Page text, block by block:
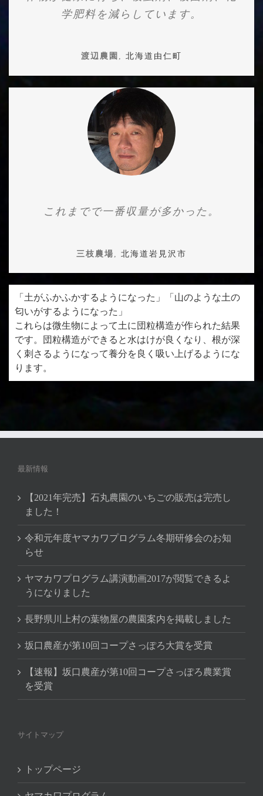
学肥料を減らしています。
渡辺農園 , 北海道由仁町
これまでで一番収量が多かった。
三枝農場 北海道岩見沢市
「土がふかふかするようになった」「山のような土の
匂いがするようになった」
これらは微生物によって土に団粒構造が作られた結果
です。団粒構造ができると水はけが良くなり、根が深
く刺さるようになって養分を良く吸い上げるようにな
ります。
最新情報
【2021年完売】石丸農園のいちごの販売は完売し
ました！
令和元年度ヤマカワプログラム冬期研修会のお知
らせ
ヤマカワプログラム講演動画2017が閲覧できるよ
うになりました
長野県川上村の葉物屋の農園案内を掲載しました
坂口農産が第10回コープさっぽろ大賞を受賞
【速報】坂口農産が第10回コープさっぽろ農業賞
を受賞
サイトマップ
トップページ